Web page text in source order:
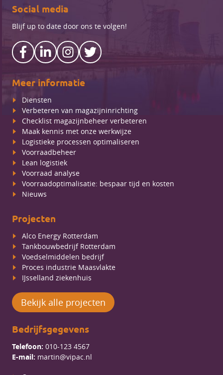
Social media
Blijf up to date door ons te volgen!
Meer informatie
Diensten
Verbeteren van magazijninrichting
Checklist magazijnbeheer verbeteren
Maak kennis met onze werkwijze
Logistieke processen optimaliseren
Voorraadbeheer
Lean logistiek
Voorraad analyse
Voorraadoptimalisatie: bespaar tijd en kosten
Nieuws
Projecten
Alco Energy Rotterdam
Tankbouwbedrijf Rotterdam
Voedselmiddelen bedrijf
Proces industrie Maasvlakte
IJsselland ziekenhuis
Bekijk alle projecten
Bedrijfsgegevens
Telefoon: 010-123 4567
E-mail: martin@vipac.nl